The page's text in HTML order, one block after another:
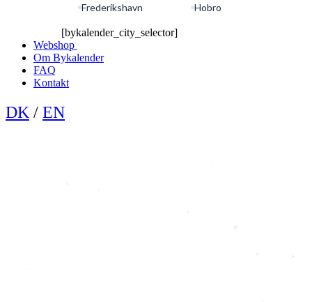
Frederikshavn
Hobro
[bykalender_city_selector]
Webshop
Om Bykalender
FAQ
Kontakt
DK / EN